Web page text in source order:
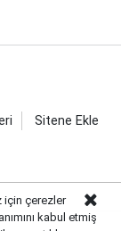
Sitene Ekle
için çerezler
kabul etmiş